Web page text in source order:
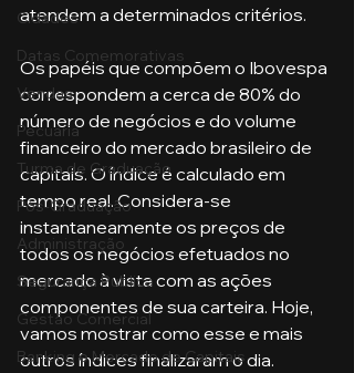
Cidades
Datas Comemorativas
Vendas
Pecuária
Turma de Graduação
Pós-Graduação
Administração
Segurança Publica
Gestão Comercial
Banking e Mercado de Capitais
atendem a determinados critérios.
Os papéis que compõem o Ibovespa
correspondem a cerca de 80% do
número de negócios e do volume
financeiro do mercado brasileiro de
capitais. O índice é calculado em
tempo real. Considera-se
instantaneamente os preços de
todos os negócios efetuados no
mercado à vista com as ações
componentes de sua carteira. Hoje,
vamos mostrar como esse e mais
outros índices finalizaram o dia.